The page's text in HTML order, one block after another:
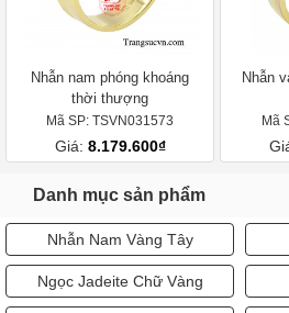
Nhẫn nam phóng khoáng
thời thượng
Mã SP: TSVN031573
Giá: 8.179.600₫
Nhẫn
Mã
Danh mục sản phẩm
Nhẫn Nam Vàng Tây
Ngọc Jadeite Chữ Vàng